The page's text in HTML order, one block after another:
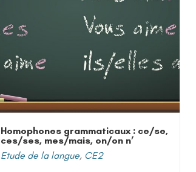
Homophones grammaticaux : ce/se,
ces/ses, mes/mais, on/on n’
Etude de la langue, CE2